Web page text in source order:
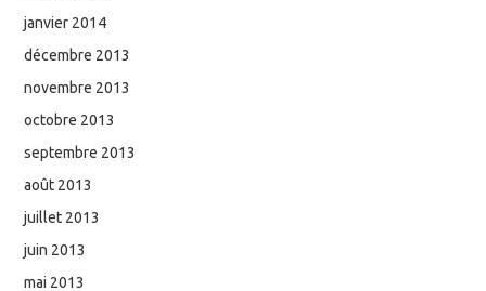
janvier 2014
décembre 2013
novembre 2013
octobre 2013
septembre 2013
août 2013
juillet 2013
juin 2013
mai 2013